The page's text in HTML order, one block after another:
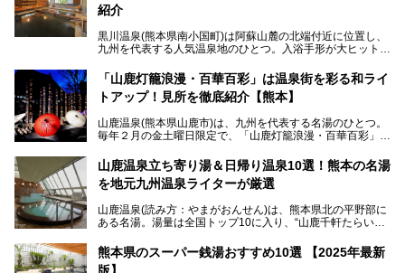
紹介
黒川温泉(熊本県南小国町)は阿蘇山麓の北端付近に位置し、
九州を代表する人気温泉地のひとつ。入浴手形が大ヒット
す。
中でも「耕きち(こうきち)の湯」は露天風呂を持たないもの
り一度廃業しましたが、2024年10月に営業再開。数多くの
温泉ファンに注目される名湯です。
今回は再開した耕きちの湯を訪問し、全浴室(男女別大浴
「山鹿灯籠浪漫・百華百彩」は温泉街を彩る和ライ
トアップ！見所を徹底紹介【熊本】
山鹿温泉(熊本県山鹿市)は、九州を代表する名湯のひとつ。
毎年２月の金土曜日限定で、「山鹿灯籠浪漫・百華百彩」
ます。和傘や竹、ろうそくなどを用いて、和情緒たっぷりの
ライトアップが無料で楽しめます。
日、の合計8日間開催。今回は地元九州在住の筆者が、その
見所を徹底紹介。併せて、その他イベントや立ち寄り湯も併
山鹿温泉立ち寄り湯＆日帰り温泉10選！熊本の名湯
を地元九州温泉ライターが厳選
山鹿温泉(読み方：やまがおんせん)は、熊本県北の平野部に
ある名湯。湯量は全国トップ10に入り、“山鹿千軒たらいな
泉質であり、お湯の良さにも定評があります。
熊本県のスーパー銭湯おすすめ10選 【2025年最新
版】